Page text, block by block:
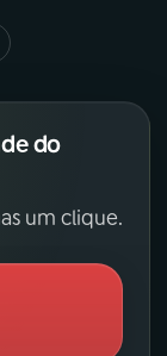
do
um clique.